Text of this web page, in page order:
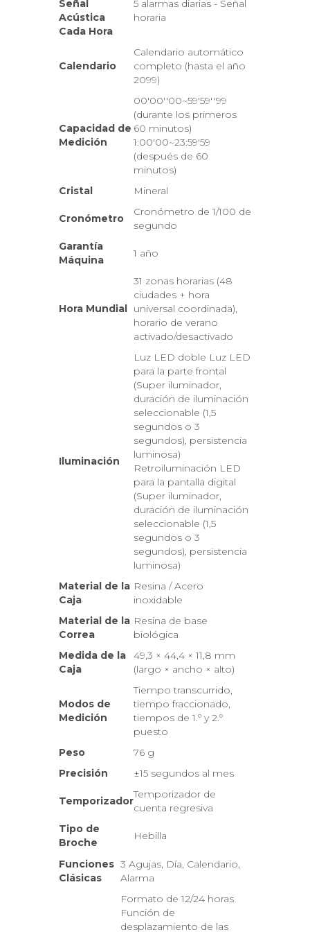
Señal
Acústica
Cada Hora
5 alarmas diarias - Señal
horaria
Calendario
Calendario automático
completo (hasta el año
2099)
Capacidad de
Medición
00'00''00~59'59''99
(durante los primeros
60 minutos)
1:00'00~23:59'59
(después de 60
minutos)
Cristal
Mineral
Cronómetro
Cronómetro de 1/100 de
segundo
Garantía
Máquina
1 año
Hora Mundial
31 zonas horarias (48
ciudades + hora
universal coordinada),
horario de verano
activado/desactivado
Iluminación
Luz LED doble Luz LED
para la parte frontal
(Super iluminador,
duración de iluminación
seleccionable (1,5
segundos o 3
segundos), persistencia
luminosa)
Retroiluminación LED
para la pantalla digital
(Super iluminador,
duración de iluminación
seleccionable (1,5
segundos o 3
segundos), persistencia
luminosa)
Material de la
Caja
Resina / Acero
inoxidable
Material de la
Correa
Resina de base
biológica
Medida de la
Caja
49,3 × 44,4 × 11,8 mm
(largo × ancho × alto)
Modos de
Medición
Tiempo transcurrido,
tiempo fraccionado,
tiempos de 1.º y 2.º
puesto
Peso
76 g
Precisión
±15 segundos al mes
Temporizador
Temporizador de
cuenta regresiva
Tipo de
Broche
Hebilla
Funciones
Clásicas
3 Agujas, Día, Calendario,
Alarma
Formato de 12/24 horas
Función de
desplazamiento de las